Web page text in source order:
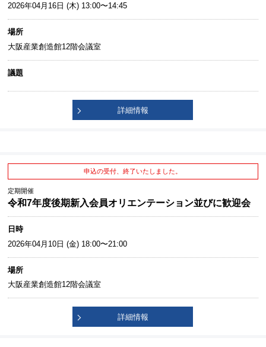
2026年04月16日 (木) 13:00〜14:45
場所
大阪産業創造館12階会議室
議題
詳細情報
申込の受付、終了いたしました。
定期開催
令和7年度後期新入会員オリエンテーション並びに歓迎会
日時
2026年04月10日 (金) 18:00〜21:00
場所
大阪産業創造館12階会議室
詳細情報